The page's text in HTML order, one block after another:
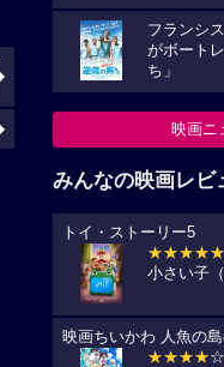
フランシ
がボート
ち」
映画ニ
みんなの映画レビ
トイ・ストーリー5
★★★★★
小さい子
映画ちいかわ 人魚の
★★★★☆